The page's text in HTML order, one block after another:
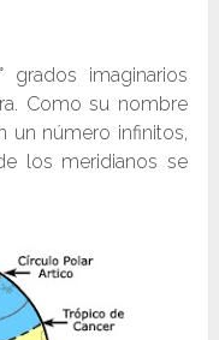
imaginarios
Como su nombre
un número infinitos,
los meridianos se